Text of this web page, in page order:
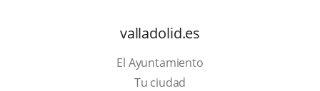
valladolid.es
El Ayuntamiento
Tu ciudad